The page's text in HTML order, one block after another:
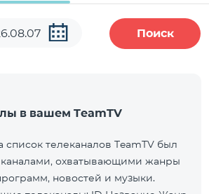
Поиск
в вашем TeamTV
список телеканалов TeamTV был
охватывающими жанры
новостей и музыки.